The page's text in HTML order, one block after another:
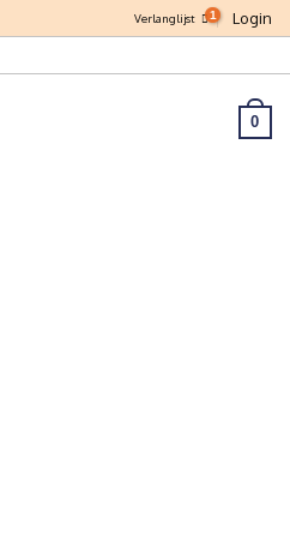
Verlanglijst
Login
0